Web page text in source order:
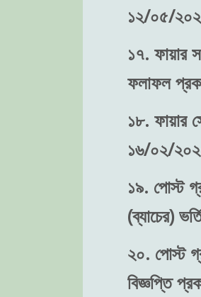
১২/০৫/
১৭. ফায়ার
ফলাফল
১৮. ফায়ার
১৬/০২/
১৯. পোস্ট
(ব্যাচের)
২০. পোস্ট
বিজ্ঞপ্তি